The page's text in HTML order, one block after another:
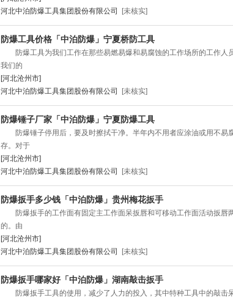
河北中泊防爆工具集团股份有限公司
[未核实]
防爆工具价格「中泊防爆」宁夏桥防工具
防爆工具为我们工作在那些易燃易爆和易腐蚀的工作场所的工作人
我们的
[河北沧州市]
河北中泊防爆工具集团股份有限公司
[未核实]
防爆锤子厂家「中泊防爆」宁夏防爆工具
防爆锤子停用后，要及时擦拭干净。半年内不用者应涂油或用不易
存。对于
[河北沧州市]
河北中泊防爆工具集团股份有限公司
[未核实]
防爆扳手多少钱「中泊防爆」贵州梅花扳手
防爆扳手的工作面有固定主工作面呆扳唇和可移动工作面活动扳唇
的。由
[河北沧州市]
河北中泊防爆工具集团股份有限公司
[未核实]
防爆扳手哪家好「中泊防爆」湖南敲击扳手
防爆扳手工具的使用，减少了人力的投入，其中特种工具中的敲击